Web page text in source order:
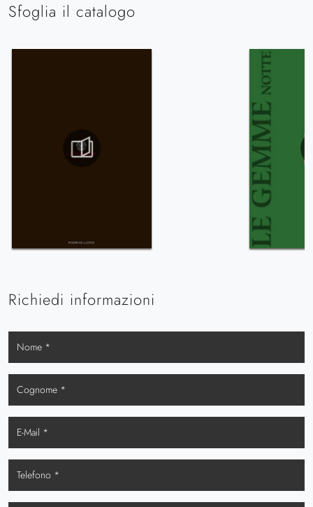
Sfoglia il catalogo
Richiedi informazioni